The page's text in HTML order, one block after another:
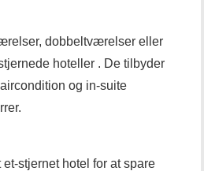
dobbeltværelser eller
hoteller . De tilbyder
og in-suite
stjernet hotel for at spare